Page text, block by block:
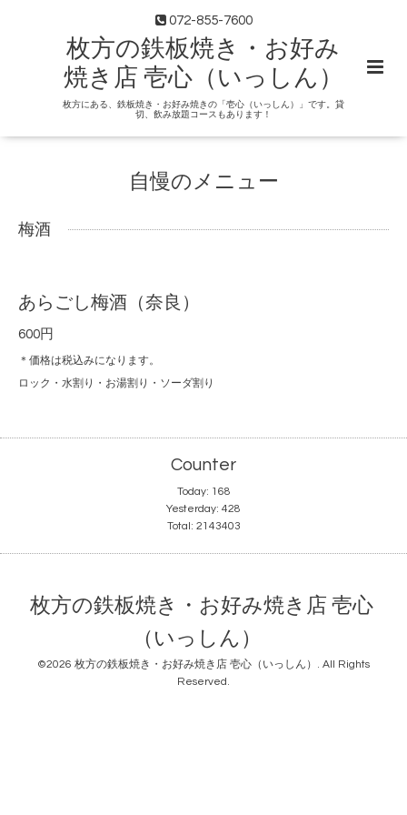
072-855-7600
枚方の鉄板焼き・お好み
焼き店 壱心（いっしん）
枚方にある、鉄板焼き・お好み焼きの「壱心（いっしん）」です。貸
切、飲み放題コースもあります！
自慢のメニュー
梅酒
あらごし梅酒（奈良）
600円
＊価格は税込みになります。
ロック・水割り・お湯割り・ソーダ割り
Counter
Today: 168
Yesterday: 428
Total: 2143403
枚方の鉄板焼き・お好み焼き店 壱心
（いっしん）
©2026 枚方の鉄板焼き・お好み焼き店 壱心（いっしん） . All Rights
Reserved.